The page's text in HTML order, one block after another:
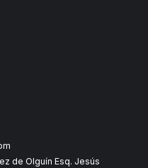
de Olguín Esq. Jesús